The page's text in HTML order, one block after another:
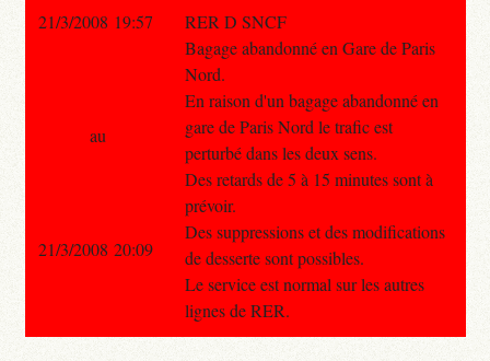
21/3/2008 19:57
RER D SNCF
Bagage abandonné en Gare de Paris
Nord.
En raison d'un bagage abandonné en
gare de Paris Nord le trafic est
perturbé dans les deux sens.
Des retards de 5 à 15 minutes sont à
prévoir.
Des suppressions et des modifications
de desserte sont possibles.
Le service est normal sur les autres
lignes de RER.
au
21/3/2008 20:09